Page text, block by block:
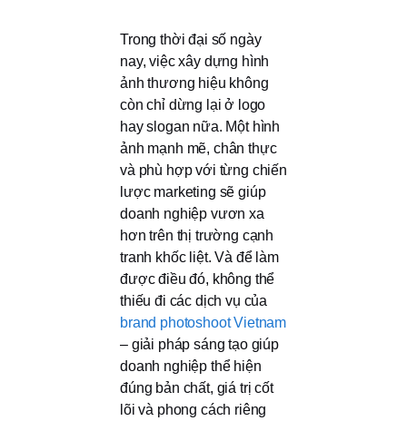
Trong thời đại số ngày
nay, việc xây dựng hình
ảnh thương hiệu không
còn chỉ dừng lại ở logo
hay slogan nữa. Một hình
ảnh mạnh mẽ, chân thực
và phù hợp với từng chiến
lược marketing sẽ giúp
doanh nghiệp vươn xa
hơn trên thị trường cạnh
tranh khốc liệt. Và để làm
được điều đó, không thể
thiếu đi các dịch vụ của
brand photoshoot Vietnam
– giải pháp sáng tạo giúp
doanh nghiệp thể hiện
đúng bản chất, giá trị cốt
lõi và phong cách riêng